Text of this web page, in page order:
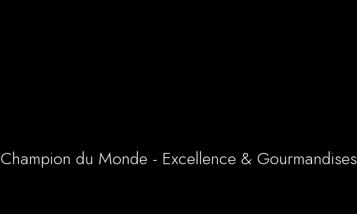
Champion du Monde - Excellence & Gourmandises